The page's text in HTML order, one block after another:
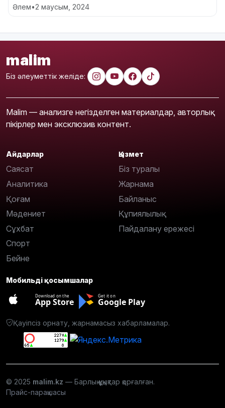
Әлем•2 маусым, 2024
malim
Біз әлеуметтік желіде:
Malim — анализге негізделген материалдар, авторлық
пікірлер мен эксклюзив контент.
Айдарлар
Саясат
Аналитика
Қоғам
Мәдениет
Сұхбат
Спорт
Бейне
Қызмет
Біз туралы
Жарнама
Байланыс
Құпиялылық
Пайдалану ережесі
Мобильді қосымшалар
Download on the
App Store
Get it on
Google Play
Қауіпсіз орнату, жарнамасыз хабарламалар.
© 2025 malim.kz — Барлық құқықтар қорғалған.
Прайс-парақшасы